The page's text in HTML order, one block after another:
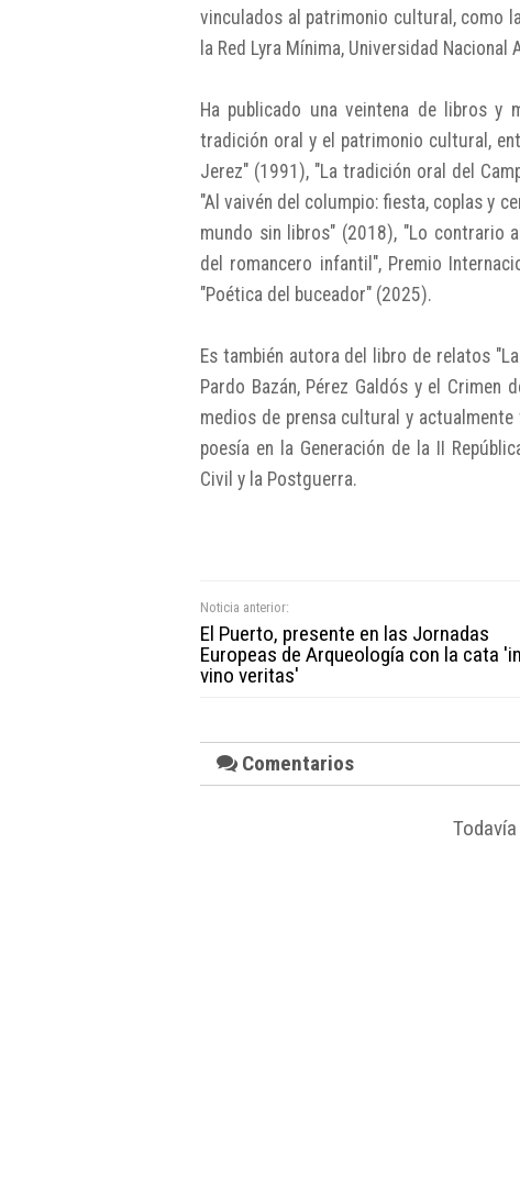
vinculados al patrimonio cultural, como
la Red Lyra Mínima, Universidad
Ha publicado una veintena de libros y
tradición oral y el patrimonio cultural,
Jerez" (1991), "La tradición oral del
"Al vaivén del columpio: fiesta, coplas y
mundo sin libros" (2018), "Lo contrario
del romancero infantil", Premio
"Poética del buceador" (2025).
Es también autora del libro de relatos
Pardo Bazán, Pérez Galdós y el Crimen
medios de prensa cultural y
poesía en la Generación de la II
Civil y la Postguerra.
Noticia anterior:
El Puerto, presente en las Jornadas
Europeas de Arqueología con la cata 'in
vino veritas'
Comentarios